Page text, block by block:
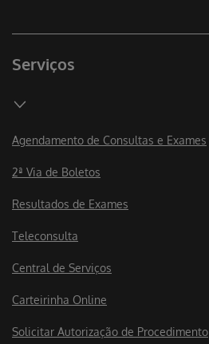
Serviços
Agendamento de Consultas e Exames
2ª Via de Boletos
Resultados de Exames
Teleconsulta
Central de Serviços
Carteirinha Online
Solicitar Autorização de Procedimento